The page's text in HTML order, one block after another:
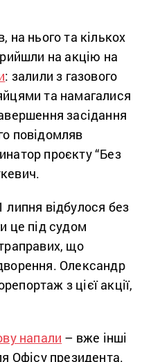
на нього та кількох
на акцію на
: залили з газового
та намагалися
засідання
повідомляв
проєкту “Без
липня відбулося без
це під судом
що
Олександр
з цієї акції,
напали – вже інші
Офісу президента.